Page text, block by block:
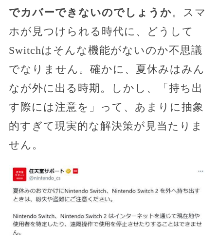
でカバーできないのでしょうか。スマ
ホが見つけられる時代に、どうして
Switchはそんな機能がないのか不思議
でなりません。確かに、夏休みはみん
なが外に出る時期。しかし、「持ち出
す際には注意を」って、あまりに抽象
的すぎて現実的な解決策が見当たりま
せん。